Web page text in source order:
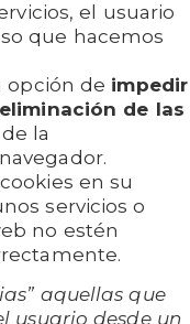
el usuario
que hacemos
opción de impedir
eliminación de las
la
en su
servicios o
no estén
aquellas que
usuario desde un